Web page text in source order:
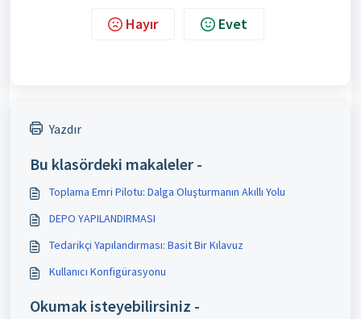
Hayır Evet
Yazdır
Bu klasördeki makaleler -
Toplama Emri Pilotu: Dalga Oluşturmanın Akıllı Yolu
DEPO YAPILANDIRMASI
Tedarikçi Yapılandırması: Basit Bir Kılavuz
Kullanıcı Konfigürasyonu
Okumak isteyebilirsiniz -